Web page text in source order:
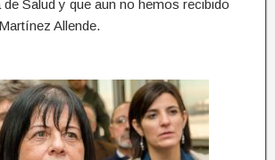
Salud y que aun no hemos recibido
Allende.